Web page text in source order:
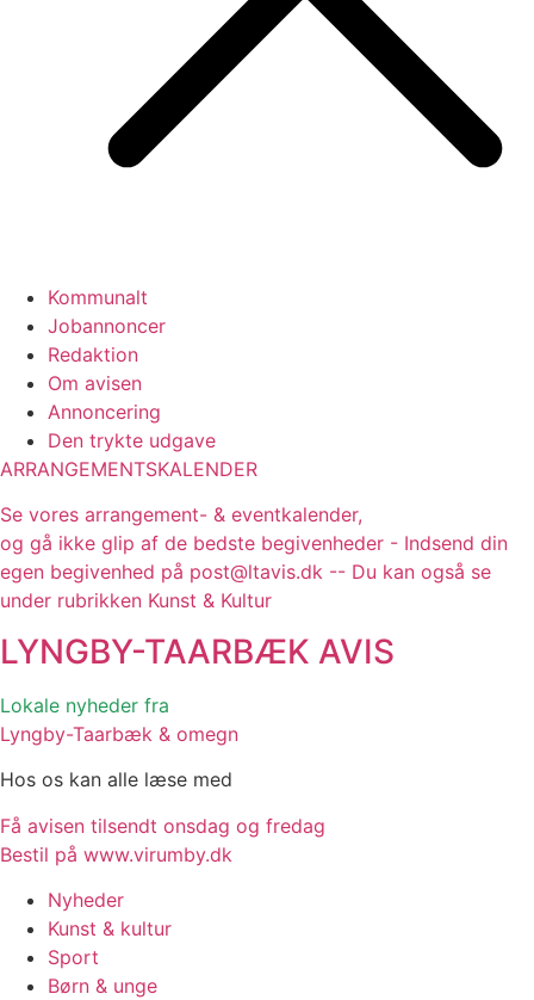
Kommunalt
Jobannoncer
Redaktion
Om avisen
Annoncering
Den trykte udgave
ARRANGEMENTSKALENDER
Se vores arrangement- & eventkalender,
og gå ikke glip af de bedste begivenheder - Indsend din
egen begivenhed på post@ltavis.dk -- Du kan også se
under rubrikken Kunst & Kultur
LYNGBY-TAARBÆK AVIS
Lokale nyheder fra
Lyngby-Taarbæk & omegn
Hos os kan alle læse med
Få avisen tilsendt onsdag og fredag
Bestil på www.virumby.dk
Nyheder
Kunst & kultur
Sport
Børn & unge